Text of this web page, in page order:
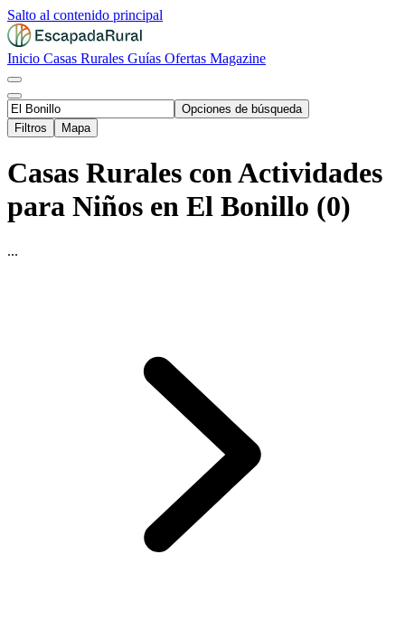
Salto al contenido principal
Inicio Casas Rurales Guías Ofertas Magazine
Opciones de búsqueda
Filtros
Mapa
Casas Rurales con Actividades
para Niños en El Bonillo (0)
...